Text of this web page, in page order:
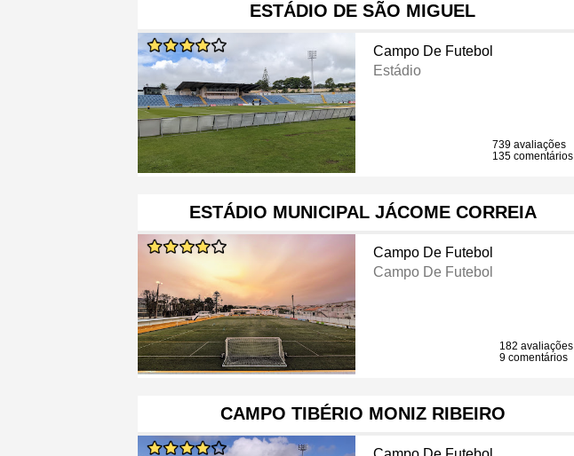
ESTÁDIO DE SÃO MIGUEL
Campo De Futebol
Estádio
739 avaliações
135 comentários
ESTÁDIO MUNICIPAL JÁCOME CORREIA
Campo De Futebol
Campo De Futebol
182 avaliações
9 comentários
CAMPO TIBÉRIO MONIZ RIBEIRO